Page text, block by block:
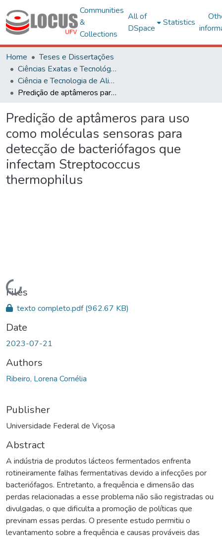
Communities
&
Collections
All of
DSpace
Statistics
Home
Teses e Dissertações
Ciências Exatas e Tecnológicas
Ciência e Tecnologia de Alimentos
Predição de aptâmeros para uso como moléculas sensoras para detecção de bacteriófagos que infectam Streptococcus thermophilus
Predição de aptâmeros para uso
como moléculas sensoras para
detecção de bacteriófagos que
infectam Streptococcus
thermophilus
Loading...
Files
texto completo.pdf(962.67 KB)
Date
2023-07-21
Authors
Ribeiro, Lorena Cornélia
Publisher
Universidade Federal de Viçosa
Abstract
A indústria de produtos lácteos fermentados enfrenta
rotineiramente falhas fermentativas devido a infecções por
bacteriófagos. Entretanto, a frequência e dimensão das
perdas relacionadas a esse problema não são registradas ou
divulgadas, o que dificulta a promoção de políticas que
previnam essas perdas. O presente estudo permitiu o
levantamento sobre a frequência e causas prováveis das